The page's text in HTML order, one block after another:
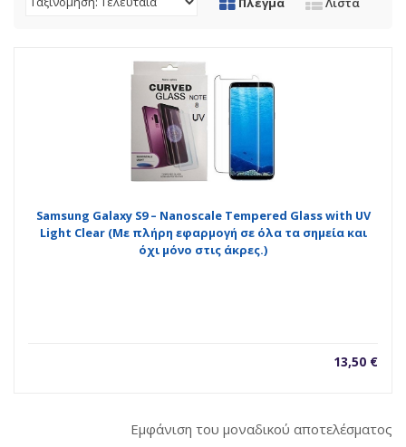
Samsung Galaxy S9 – Nanoscale Tempered Glass with UV
Light Clear (Με πλήρη εφαρμογή σε όλα τα σημεία και
όχι μόνο στις άκρες.)
13,50 €
Εμφάνιση του μοναδικού αποτελέσματος